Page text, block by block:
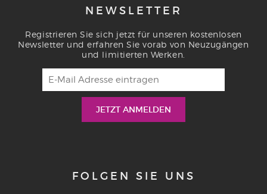
NEWSLETTER
Registrieren Sie sich jetzt für unseren kostenlosen
Newsletter und erfahren Sie vorab von Neuzugängen
und limitierten Werken.
FOLGEN SIE UNS